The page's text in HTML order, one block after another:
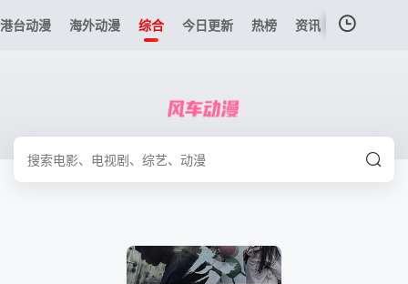
港台动漫 海外动漫 综合 今日更新 热榜 资讯